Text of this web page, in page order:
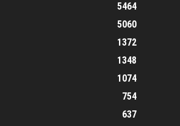
5464
5060
1372
1348
1074
754
637